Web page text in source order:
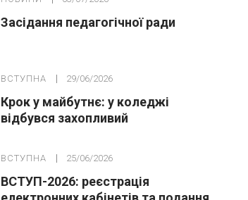
Засідання педагогічної ради
ВСТУПНА 29/06/2026
Крок у майбутнє: у коледжі
відбувся захопливий
абітурієнтів
ВСТУПНА 25/06/2026
ВСТУП-2026: реєстрація